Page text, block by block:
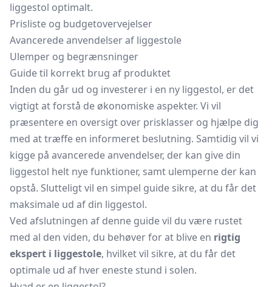
liggestol optimalt.
Prisliste og budgetovervejelser
Avancerede anvendelser af liggestole
Ulemper og begrænsninger
Guide til korrekt brug af produktet
Inden du går ud og investerer i en ny liggestol, er det
vigtigt at forstå de økonomiske aspekter. Vi vil
præsentere en oversigt over prisklasser og hjælpe dig
med at træffe en informeret beslutning. Samtidig vil vi
kigge på avancerede anvendelser, der kan give din
liggestol helt nye funktioner, samt ulemperne der kan
opstå. Slutteligt vil en simpel guide sikre, at du får det
maksimale ud af din liggestol.
Ved afslutningen af denne guide vil du være rustet
med al den viden, du behøver for at blive en rigtig
ekspert i liggestole, hvilket vil sikre, at du får det
optimale ud af hver eneste stund i solen.